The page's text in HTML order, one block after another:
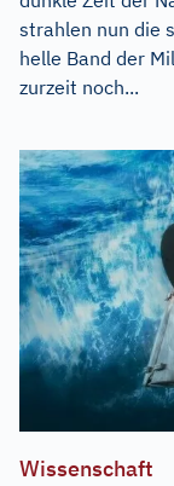
strahlen nun die
helle Band der
zurzeit noch...
Wissenschaft